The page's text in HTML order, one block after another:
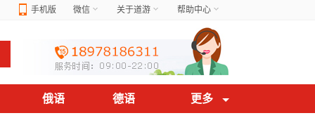
手机版 微信 关于道游 帮助中心
俄语 德语 更多